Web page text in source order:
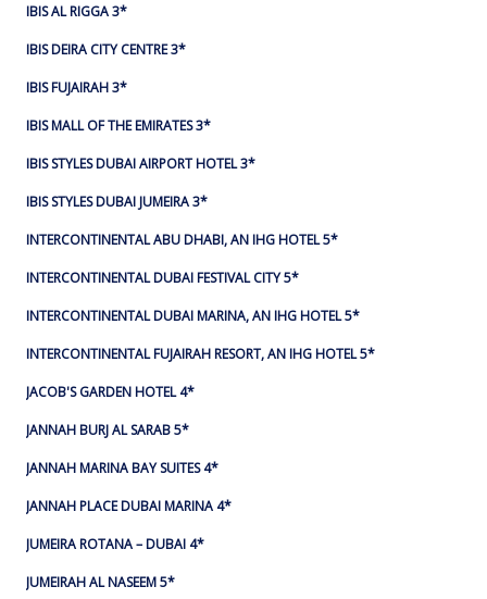
IBIS AL RIGGA 3*
IBIS DEIRA CITY CENTRE 3*
IBIS FUJAIRAH 3*
IBIS MALL OF THE EMIRATES 3*
IBIS STYLES DUBAI AIRPORT HOTEL 3*
IBIS STYLES DUBAI JUMEIRA 3*
INTERCONTINENTAL ABU DHABI, AN IHG HOTEL 5*
INTERCONTINENTAL DUBAI FESTIVAL CITY 5*
INTERCONTINENTAL DUBAI MARINA, AN IHG HOTEL 5*
INTERCONTINENTAL FUJAIRAH RESORT, AN IHG HOTEL 5*
JACOB'S GARDEN HOTEL 4*
JANNAH BURJ AL SARAB 5*
JANNAH MARINA BAY SUITES 4*
JANNAH PLACE DUBAI MARINA 4*
JUMEIRA ROTANA – DUBAI 4*
JUMEIRAH AL NASEEM 5*